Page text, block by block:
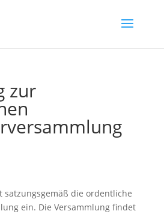
zur
satzungsgemäß die ordentliche
ein. Die Versammlung findet